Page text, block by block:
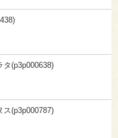
タ(p3p000638)
ス(p3p000787)